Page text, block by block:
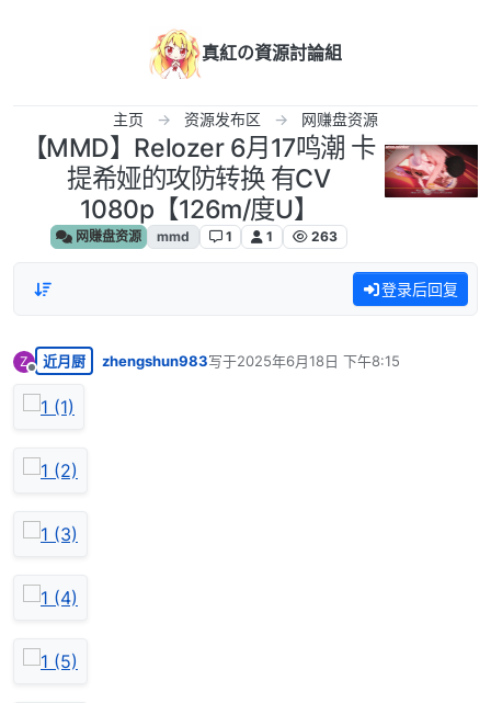
真紅の資源討論組
主页 资源发布区 网赚盘资源
【MMD】Relozer 6月17鸣潮 卡
提希娅的攻防转换 有CV
1080p【126m/度U】
网赚盘资源 mmd 1 1 263
登录后回复
Z
离线
近月厨 zhengshun983写于2025年6月18日 下午8:15
最后由 编辑